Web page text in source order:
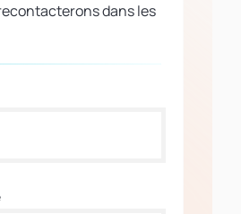
dans les